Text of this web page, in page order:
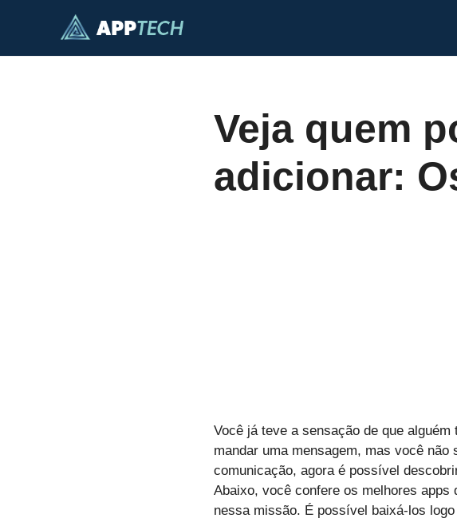
Veja quem
adicionar:
Você já teve a sensação de que
mandar uma mensagem, mas você
comunicação, agora é possível
Abaixo, você confere os melhores apps
nessa missão. É possível baixá-los logo